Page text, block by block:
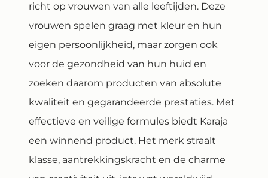
richt op vrouwen van alle leeftijden. Deze
vrouwen spelen graag met kleur en hun
eigen persoonlijkheid, maar zorgen ook
voor de gezondheid van hun huid en
zoeken daarom producten van absolute
kwaliteit en gegarandeerde prestaties. Met
effectieve en veilige formules biedt Karaja
een winnend product. Het merk straalt
klasse, aantrekkingskracht en de charme